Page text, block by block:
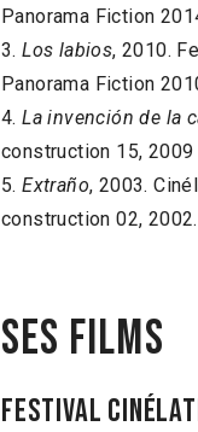
Panorama Fiction
3.Los labios, 2010.
Panorama Fiction
4.La invención de la
construction 15, 2009
5.Extraño, 2003.
construction 02,
Ses films
Festival